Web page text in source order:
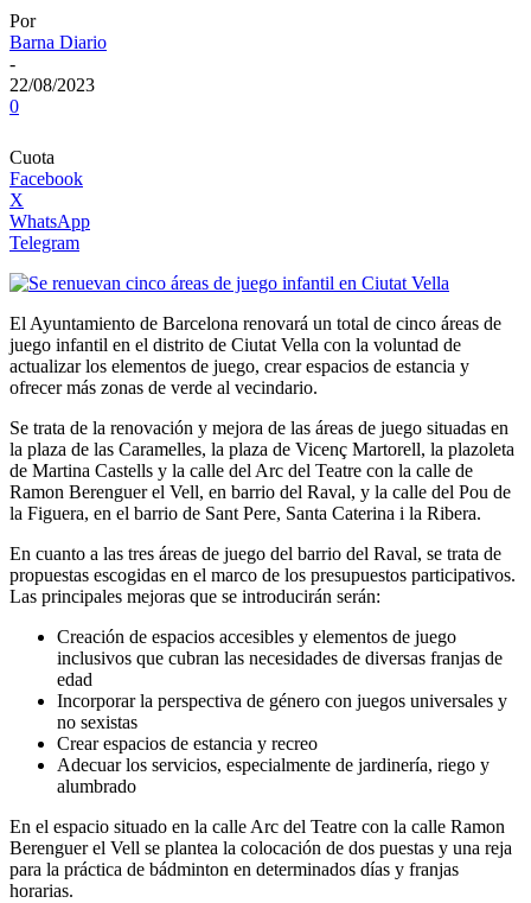
Por
Barna Diario
-
22/08/2023
0
Cuota
Facebook
X
WhatsApp
Telegram
El Ayuntamiento de Barcelona renovará un total de cinco áreas de
juego infantil en el distrito de Ciutat Vella con la voluntad de
actualizar los elementos de juego, crear espacios de estancia y
ofrecer más zonas de verde al vecindario.
Se trata de la renovación y mejora de las áreas de juego situadas en
la plaza de las Caramelles, la plaza de Vicenç Martorell, la plazoleta
de Martina Castells y la calle del Arc del Teatre con la calle de
Ramon Berenguer el Vell, en barrio del Raval, y la calle del Pou de
la Figuera, en el barrio de Sant Pere, Santa Caterina i la Ribera.
En cuanto a las tres áreas de juego del barrio del Raval, se trata de
propuestas escogidas en el marco de los presupuestos participativos.
Las principales mejoras que se introducirán serán:
Creación de espacios accesibles y elementos de juego
inclusivos que cubran las necesidades de diversas franjas de
edad
Incorporar la perspectiva de género con juegos universales y
no sexistas
Crear espacios de estancia y recreo
Adecuar los servicios, especialmente de jardinería, riego y
alumbrado
En el espacio situado en la calle Arc del Teatre con la calle Ramon
Berenguer el Vell se plantea la colocación de dos puestas y una reja
para la práctica de bádminton en determinados días y franjas
horarias.